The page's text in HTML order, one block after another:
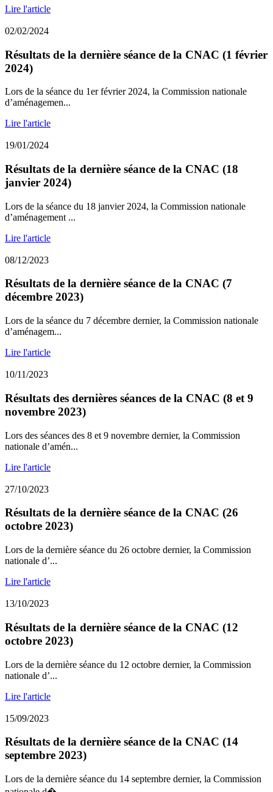
Lire l'article
02/02/2024
Résultats de la dernière séance de la CNAC (1 février
2024)
Lors de la séance du 1er février 2024, la Commission nationale
d’aménagemen...
Lire l'article
19/01/2024
Résultats de la dernière séance de la CNAC (18
janvier 2024)
Lors de la séance du 18 janvier 2024, la Commission nationale
d’aménagement ...
Lire l'article
08/12/2023
Résultats de la dernière séance de la CNAC (7
décembre 2023)
Lors de la séance du 7 décembre dernier, la Commission nationale
d’aménagem...
Lire l'article
10/11/2023
Résultats des dernières séances de la CNAC (8 et 9
novembre 2023)
Lors des séances des 8 et 9 novembre dernier, la Commission
nationale d’amén...
Lire l'article
27/10/2023
Résultats de la dernière séance de la CNAC (26
octobre 2023)
Lors de la dernière séance du 26 octobre dernier, la Commission
nationale d’...
Lire l'article
13/10/2023
Résultats de la dernière séance de la CNAC (12
octobre 2023)
Lors de la dernière séance du 12 octobre dernier, la Commission
nationale d’...
Lire l'article
15/09/2023
Résultats de la dernière séance de la CNAC (14
septembre 2023)
Lors de la dernière séance du 14 septembre dernier, la Commission